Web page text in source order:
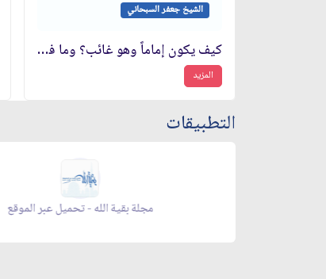
الشيخ جعفر السبحاني
كيف يكون إماماً وهو غائب؟ وما فائدته؟
المزيد
التطبيقات
زاد